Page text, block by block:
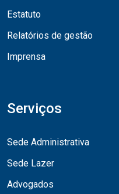
Estatuto
Relatórios de gestão
Imprensa
Serviços
Sede Administrativa
Sede Lazer
Advogados